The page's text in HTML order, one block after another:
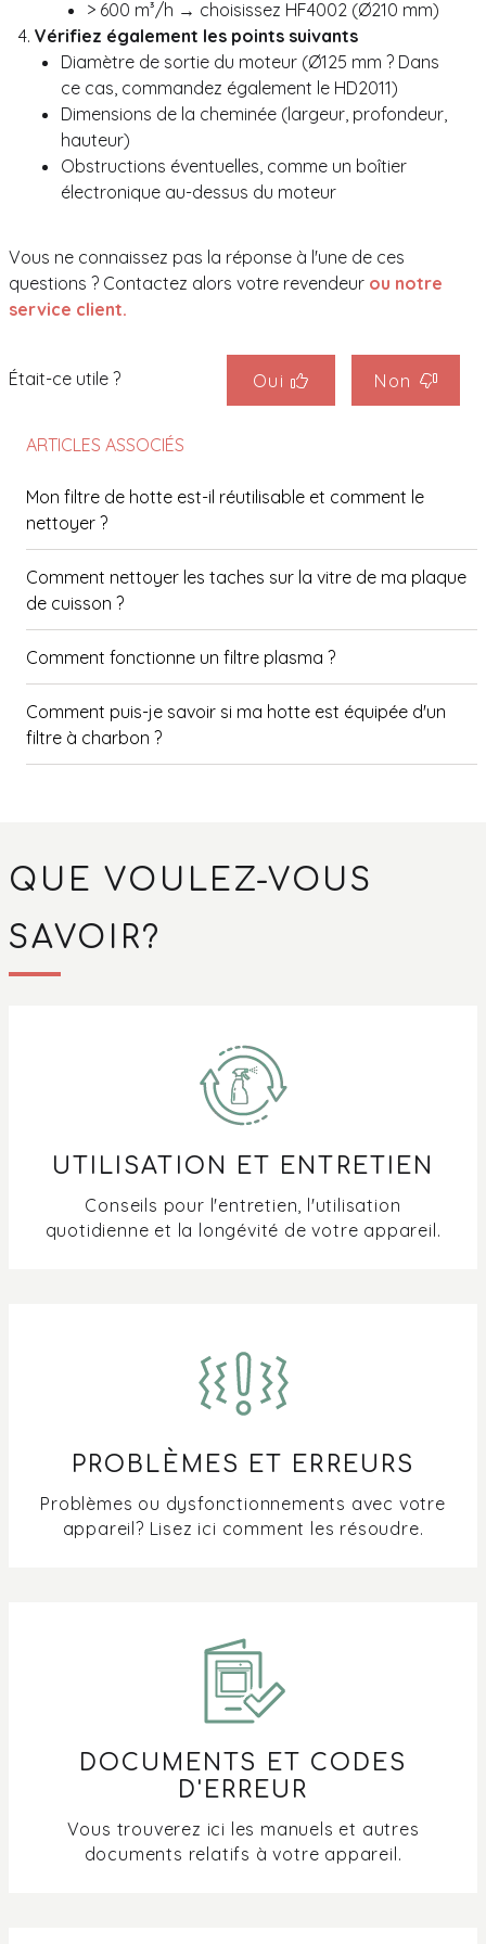
> 600 m³/h → choisissez HF4002 (Ø210 mm)
Vérifiez également les points suivants
Diamètre de sortie du moteur (Ø125 mm ? Dans
ce cas, commandez également le HD2011)
Dimensions de la cheminée (largeur, profondeur,
hauteur)
Obstructions éventuelles, comme un boîtier
électronique au-dessus du moteur
Vous ne connaissez pas la réponse à l'une de ces
questions ? Contactez alors votre revendeur ou notre
service client.
Était-ce utile ? Oui Non
ARTICLES ASSOCIÉS
Mon filtre de hotte est-il réutilisable et comment le
nettoyer ?
Comment nettoyer les taches sur la vitre de ma plaque
de cuisson ?
Comment fonctionne un filtre plasma ?
Comment puis-je savoir si ma hotte est équipée d'un
filtre à charbon ?
Comment réinitialiser le voyant du filtre à graisse de la
hotte ?
Mon filtre à charbon pour la hotte de recirculation peut-
il aller dans le lave-vaisselle ?
Humidité sur la hotte ou sur la paroi arrière pendant la
Quand dois-je remplacer le filtre de ma hotte ?
de la cuisson ?
Quelle est la couleur de mon éclairage LED ?
Quels sont les conduits et raccords nécessaires pour
installer une hotte ou un système d'induction avec hotte
Économies d'énergie dans la cuisine
cuisson à induction ?
QUE VOULEZ-VOUS
SAVOIR?
UTILISATION ET ENTRETIEN
Conseils pour l'entretien, l'utilisation
quotidienne et la longévité de votre appareil.
PROBLÈMES ET ERREURS
Problèmes ou dysfonctionnements avec votre
appareil? Lisez ici comment les résoudre.
DOCUMENTS ET CODES
D'ERREUR
Vous trouverez ici les manuels et autres
documents relatifs à votre appareil.